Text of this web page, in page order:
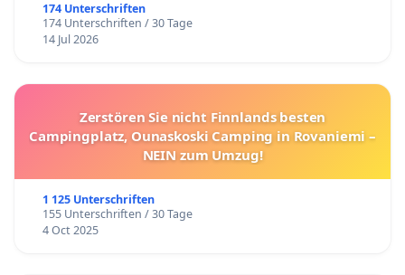
174 Unterschriften
174 Unterschriften / 30 Tage
14 Jul 2026
Zerstören Sie nicht Finnlands besten
Campingplatz, Ounaskoski Camping in Rovaniemi –
NEIN zum Umzug!
1 125 Unterschriften
155 Unterschriften / 30 Tage
4 Oct 2025